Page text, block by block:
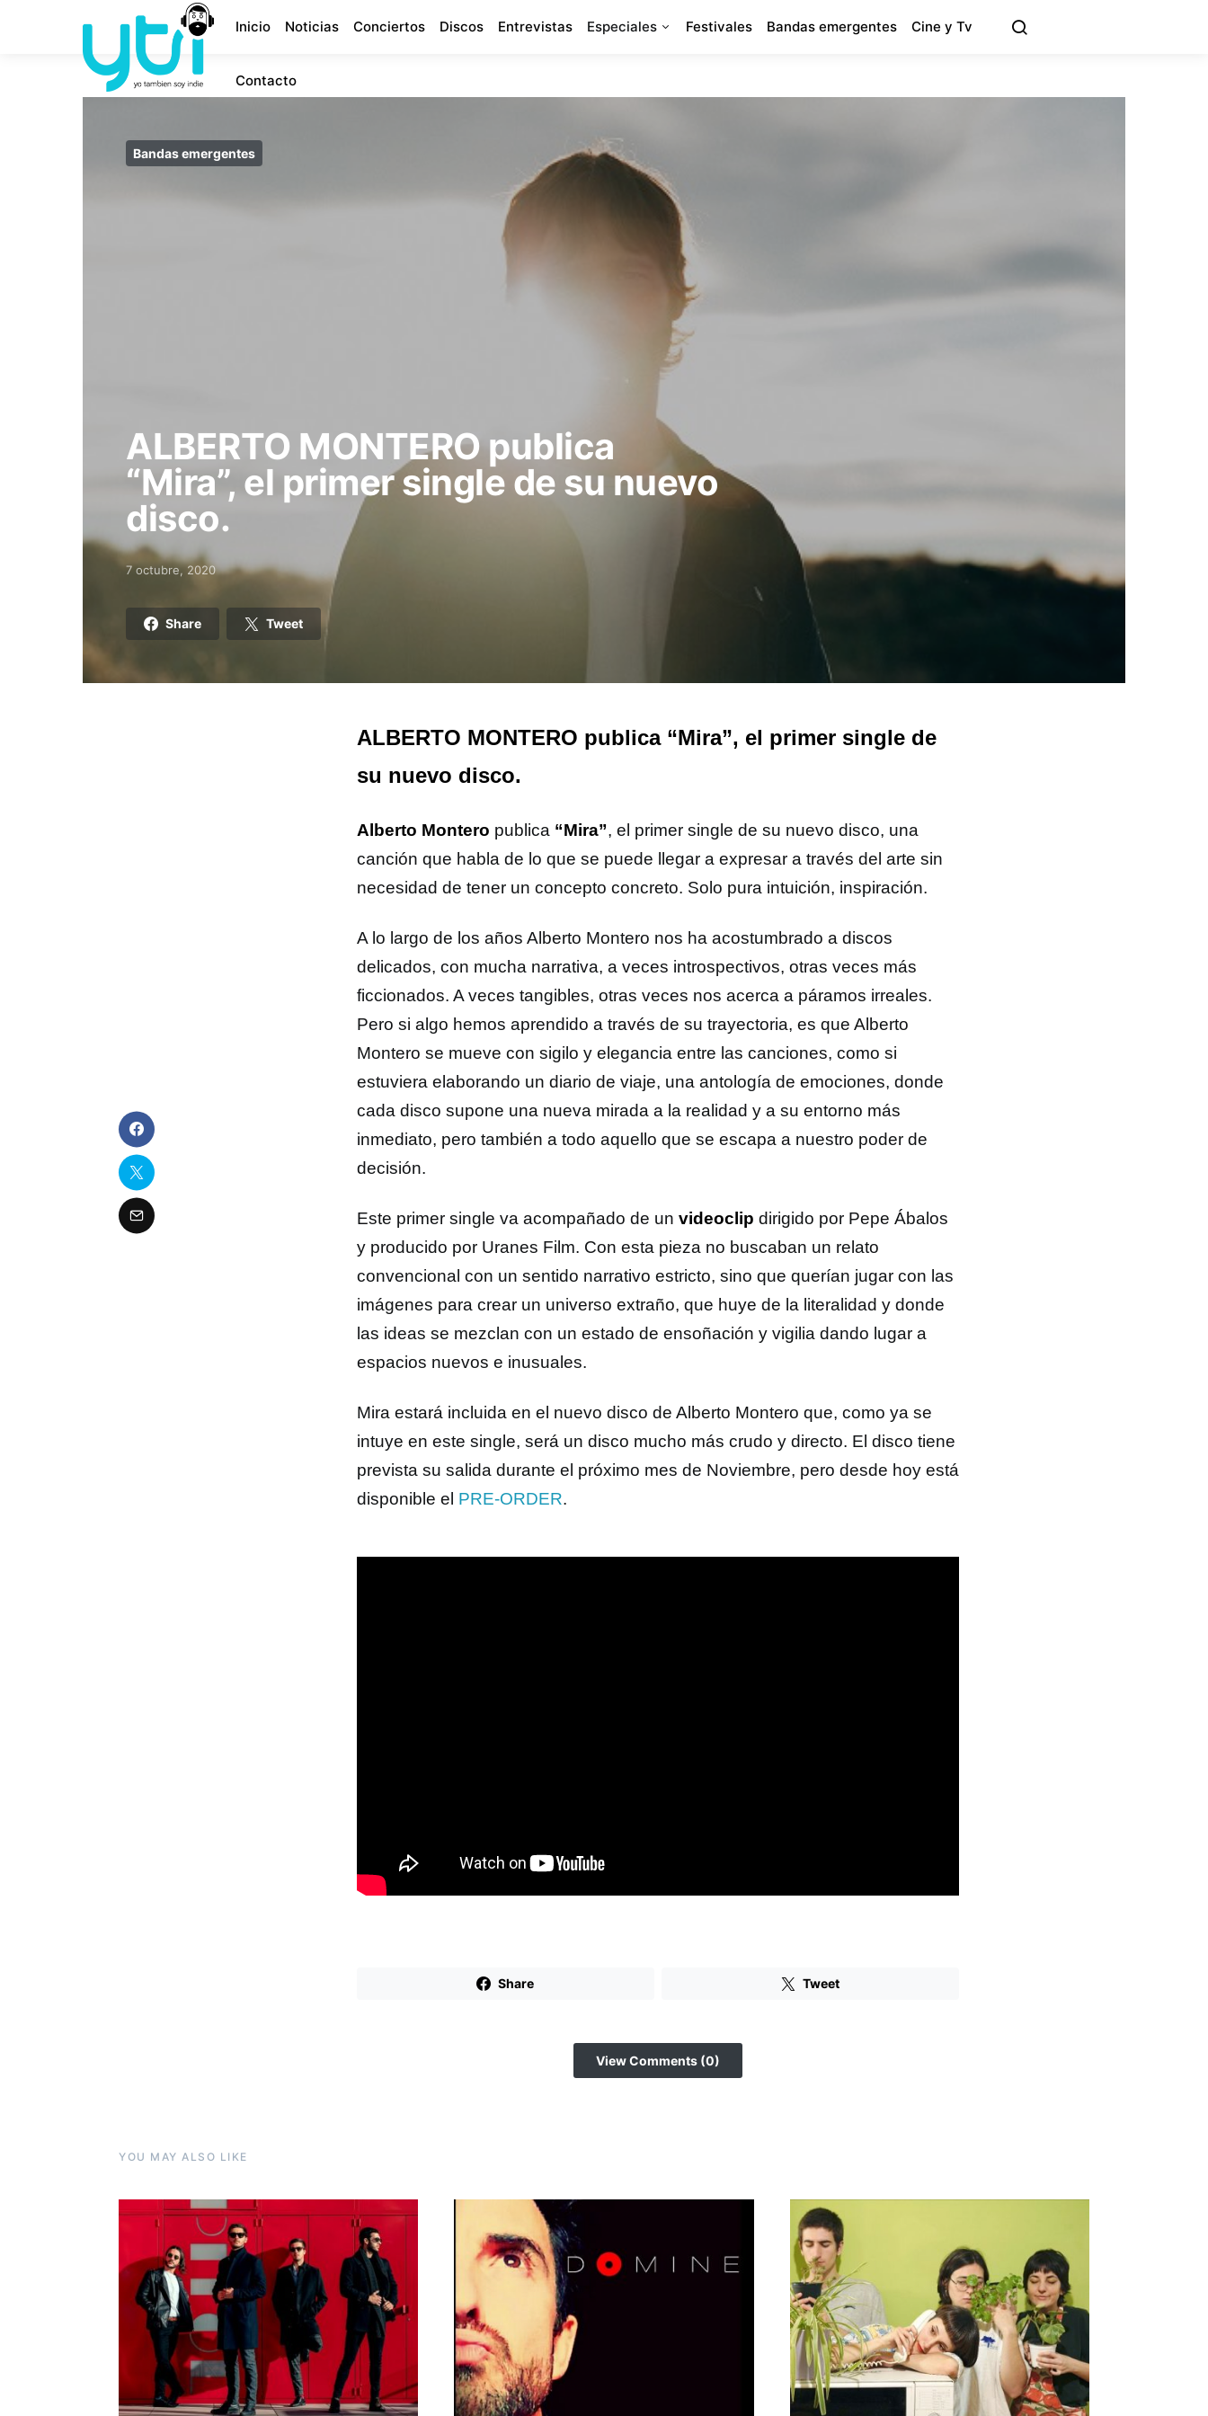
Inicio Noticias Conciertos Discos Entrevistas Especiales Festivales Bandas emergentes Cine y Tv
Contacto
Bandas emergentes
ALBERTO MONTERO publica
“Mira”, el primer single de su nuevo
disco.
Posted on
7 octubre, 2020
Share Tweet
ALBERTO MONTERO publica “Mira”, el primer single de
su nuevo disco.
Alberto Montero publica “Mira”, el primer single de su nuevo disco, una
canción que habla de lo que se puede llegar a expresar a través del arte sin
necesidad de tener un concepto concreto. Solo pura intuición, inspiración.
A lo largo de los años Alberto Montero nos ha acostumbrado a discos
delicados, con mucha narrativa, a veces introspectivos, otras veces más
ficcionados. A veces tangibles, otras veces nos acerca a páramos irreales.
Pero si algo hemos aprendido a través de su trayectoria, es que Alberto
Montero se mueve con sigilo y elegancia entre las canciones, como si
estuviera elaborando un diario de viaje, una antología de emociones, donde
cada disco supone una nueva mirada a la realidad y a su entorno más
inmediato, pero también a todo aquello que se escapa a nuestro poder de
decisión.
Este primer single va acompañado de un videoclip dirigido por Pepe Ábalos
y producido por Uranes Film. Con esta pieza no buscaban un relato
convencional con un sentido narrativo estricto, sino que querían jugar con las
imágenes para crear un universo extraño, que huye de la literalidad y donde
las ideas se mezclan con un estado de ensoñación y vigilia dando lugar a
espacios nuevos e inusuales.
Mira estará incluida en el nuevo disco de Alberto Montero que, como ya se
intuye en este single, será un disco mucho más crudo y directo. El disco tiene
prevista su salida durante el próximo mes de Noviembre, pero desde hoy está
disponible el PRE-ORDER.
Share Tweet
View Comments (0)
YOU MAY ALSO LIKE